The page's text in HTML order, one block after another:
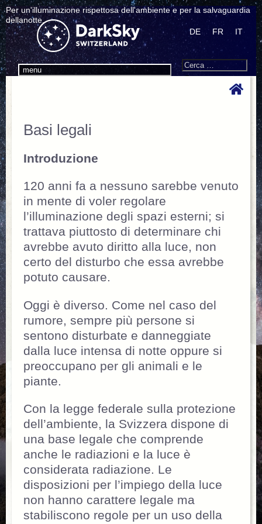
Per un'illuminazione rispettosa dell'ambiente e per la salvaguardia
dellanotte.
menu
DE FR IT
Search
Cerca:
Basi legali
Introduzione
120 anni fa a nessuno sarebbe venuto
in mente di voler regolare
l’illuminazione degli spazi esterni; si
trattava piuttosto di determinare chi
avrebbe avuto diritto alla luce, non
certo del disturbo che essa avrebbe
potuto causare.
Oggi è diverso. Come nel caso del
rumore, sempre più persone si
sentono disturbate e danneggiate
dalla luce intensa di notte oppure si
preoccupano per gli animali e le
piante.
Con la legge federale sulla protezione
dell’ambiente, la Svizzera dispone di
una base legale che comprende
anche le radiazioni e la luce è
considerata radiazione. Le
disposizioni per l’impiego della luce
non hanno carattere legale ma
stabiliscono regole per un uso della